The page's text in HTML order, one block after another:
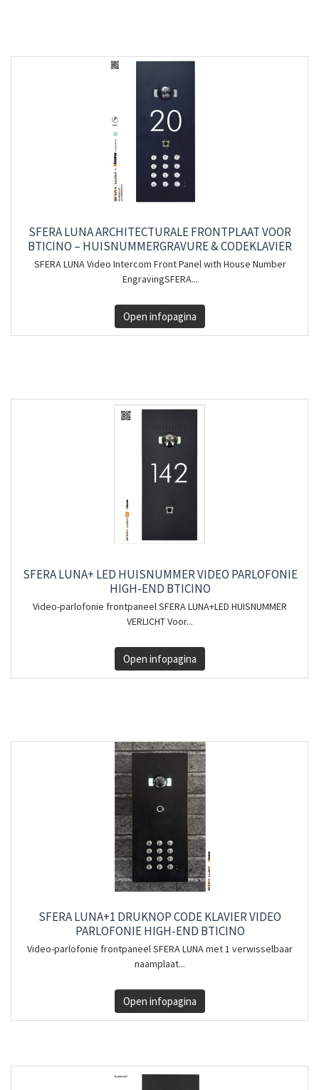
SFERA LUNA ARCHITECTURALE FRONTPLAAT VOOR
BTICINO – HUISNUMMERGRAVURE & CODEKLAVIER
SFERA LUNA Video Intercom Front Panel with House Number
EngravingSFERA...
Open infopagina
SFERA LUNA+ LED HUISNUMMER VIDEO PARLOFONIE
HIGH-END BTICINO
Video-parlofonie frontpaneel SFERA LUNA+LED HUISNUMMER
VERLICHT Voor...
Open infopagina
SFERA LUNA+1 DRUKNOP CODE KLAVIER VIDEO
PARLOFONIE HIGH-END BTICINO
Video-parlofonie frontpaneel SFERA LUNA met 1 verwisselbaar
naamplaat...
Open infopagina